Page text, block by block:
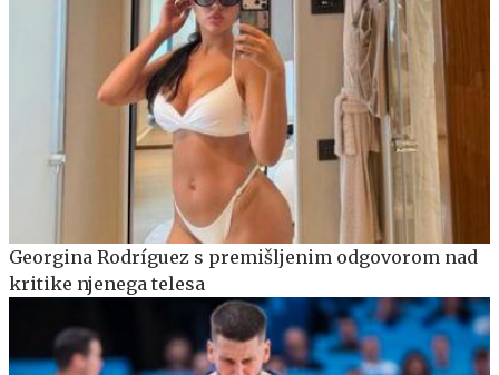
Georgina Rodríguez s premišljenim odgovorom nad
kritike njenega telesa